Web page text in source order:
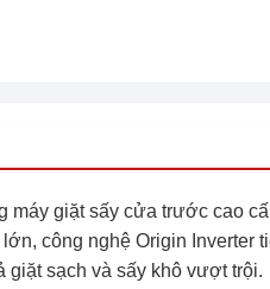
máy giặt sấy cửa trước cao
công nghệ Origin Inverter
giặt sạch và sấy khô vượt trội.